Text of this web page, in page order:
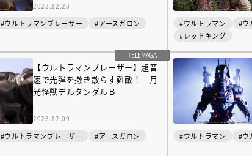
2023.12.23
#ウルトラマンブレーザー
#アースガロン
#ウルトラマン #ウ
#レッドキング
TELEMAGA
【ウルトラマンブレーザー】超音
速で光弾を撒き散らす難敵！ 月
光怪獣デルタンダルＢ
2023.12.09
#ウルトラマンブレーザー #アースガロン #ウルトラマン #ウ